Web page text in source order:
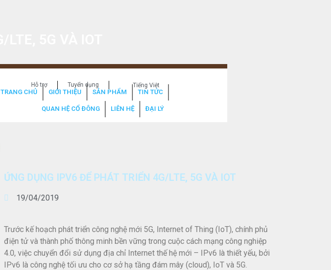
TRANG CHỦ GIỚI THIỆU SẢN PHẨM TIN TỨC
QUAN HỆ CỔ ĐÔNG LIÊN HỆ ĐẠI LÝ
Hỗ trợ Tuyển dụng Tiếng Việt
ỨNG DỤNG IPV6 ĐỂ PHÁT TRIỂN 4G/LTE, 5G VÀ IOT
19/04/2019
Trước kế hoạch phát triển công nghệ mới 5G, Internet of Thing (IoT), chính phủ
điện tử và thành phố thông minh bền vững trong cuộc cách mạng công nghiệp
4.0, việc chuyển đổi sử dụng địa chỉ Internet thế hệ mới – IPv6 là thiết yếu, bởi
IPv6 là công nghệ tối ưu cho cơ sở hạ tầng đám mây (cloud), IoT và 5G.